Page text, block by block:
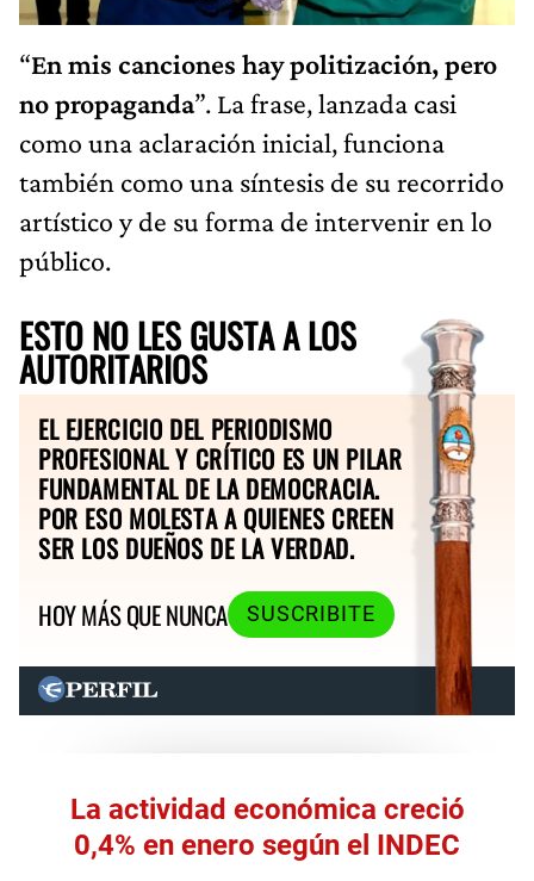
“En mis canciones hay politización, pero
no propaganda”. La frase, lanzada casi
como una aclaración inicial, funciona
también como una síntesis de su recorrido
artístico y de su forma de intervenir en lo
público.
ESTO NO LES GUSTA A LOS
AUTORITARIOS
EL EJERCICIO DEL PERIODISMO
PROFESIONAL Y CRÍTICO ES UN PILAR
FUNDAMENTAL DE LA DEMOCRACIA.
POR ESO MOLESTA A QUIENES CREEN
SER LOS DUEÑOS DE LA VERDAD.
HOY MÁS QUE NUNCA
SUSCRIBITE
La actividad económica creció
0,4% en enero según el INDEC